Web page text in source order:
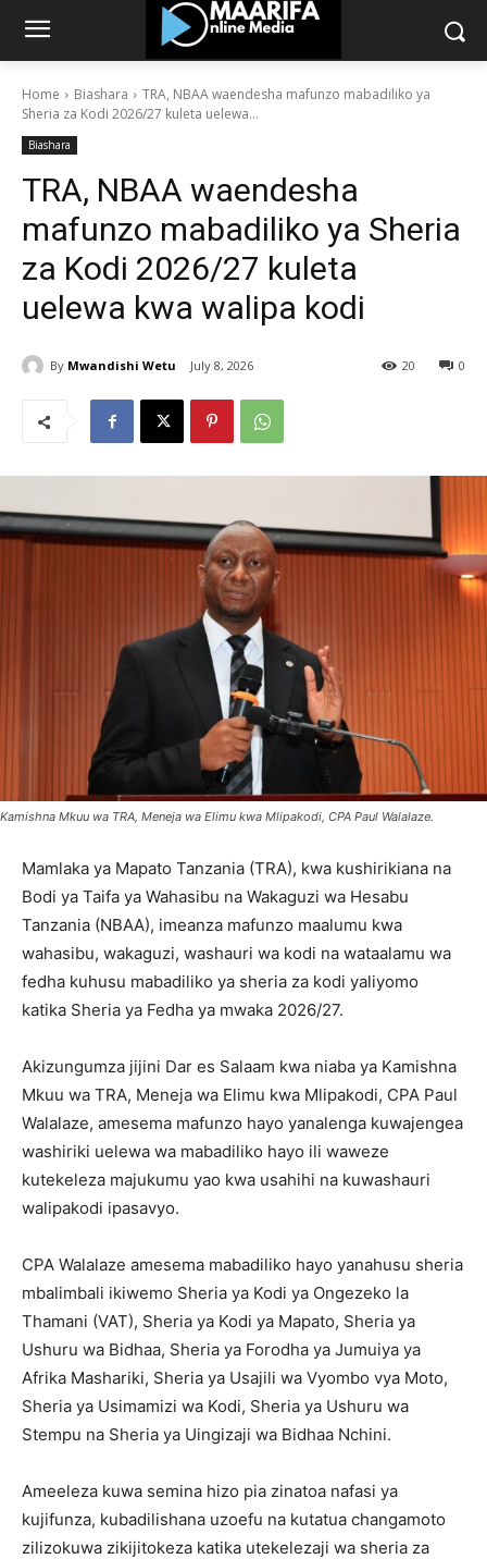
Home Biashara
TRA, NBAA waendesha mafunzo mabadiliko ya
Sheria za Kodi 2026/27 kuleta uelewa...
Biashara
TRA, NBAA waendesha
mafunzo mabadiliko ya Sheria
za Kodi 2026/27 kuleta
uelewa kwa walipa kodi
By Mwandishi Wetu July 8, 2026 0
20
Kamishna Mkuu wa TRA, Meneja wa Elimu kwa Mlipakodi, CPA Paul Walalaze.
Mamlaka ya Mapato Tanzania (TRA), kwa kushirikiana na
Bodi ya Taifa ya Wahasibu na Wakaguzi wa Hesabu
Tanzania (NBAA), imeanza mafunzo maalumu kwa
wahasibu, wakaguzi, washauri wa kodi na wataalamu wa
fedha kuhusu mabadiliko ya sheria za kodi yaliyomo
katika Sheria ya Fedha ya mwaka 2026/27.
Akizungumza jijini Dar es Salaam kwa niaba ya Kamishna
Mkuu wa TRA, Meneja wa Elimu kwa Mlipakodi, CPA Paul
Walalaze, amesema mafunzo hayo yanalenga kuwajengea
washiriki uelewa wa mabadiliko hayo ili waweze
kutekeleza majukumu yao kwa usahihi na kuwashauri
walipakodi ipasavyo.
CPA Walalaze amesema mabadiliko hayo yanahusu sheria
mbalimbali ikiwemo Sheria ya Kodi ya Ongezeko la
Thamani (VAT), Sheria ya Kodi ya Mapato, Sheria ya
Ushuru wa Bidhaa, Sheria ya Forodha ya Jumuiya ya
Afrika Mashariki, Sheria ya Usajili wa Vyombo vya Moto,
Sheria ya Usimamizi wa Kodi, Sheria ya Ushuru wa
Stempu na Sheria ya Uingizaji wa Bidhaa Nchini.
Ameeleza kuwa semina hizo pia zinatoa nafasi ya
kujifunza, kubadilishana uzoefu na kutatua changamoto
zilizokuwa zikijitokeza katika utekelezaji wa sheria za